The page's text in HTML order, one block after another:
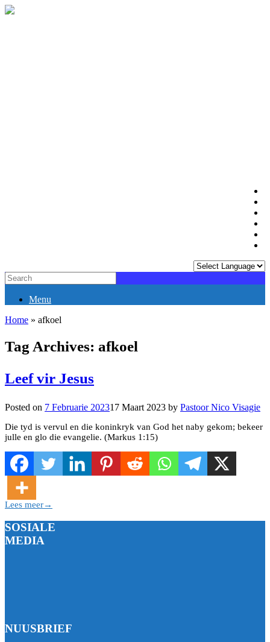
Menu
Home » afkoel
Tag Archives: afkoel
Leef vir Jesus
Posted on 7 Februarie 202317 Maart 2023 by Pastoor Nico Visagie
Die tyd is vervul en die koninkryk van God het naby gekom; bekeer
julle en glo die evangelie. (Markus 1:15)
Lees meer→
SOSIALE
MEDIA
NUUSBRIEF